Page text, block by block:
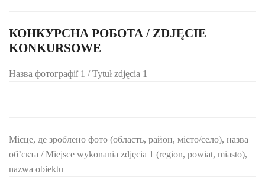
КОНКУРСНА РОБОТА / ZDJĘCIE
KONKURSOWE
Назва фотографії 1 / Tytuł zdjęcia 1
Місце, де зроблено фото (область, район, місто/село), назва
об’єкта / Miejsce wykonania zdjęcia 1 (region, powiat, miasto),
nazwa obiektu